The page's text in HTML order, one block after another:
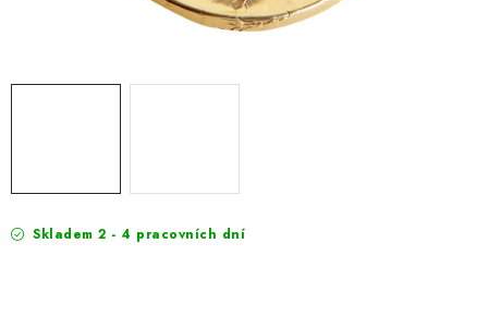
Obchodní podmínky
Reklamace
Skladem 2 - 4 pracovních dní